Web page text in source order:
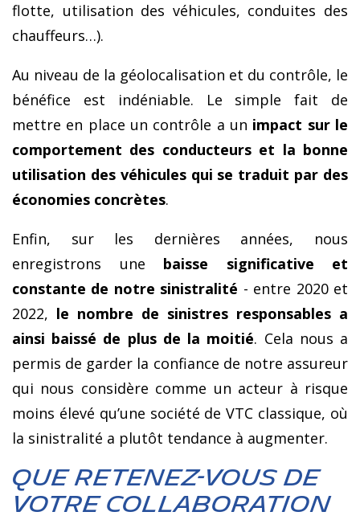
flotte, utilisation des véhicules, conduites des
chauffeurs…).
Au niveau de la géolocalisation et du contrôle, le
bénéfice est indéniable. Le simple fait de
mettre en place un contrôle a un impact sur le
comportement des conducteurs et la bonne
utilisation des véhicules qui se traduit par des
économies concrètes.
Enfin, sur les dernières années, nous
enregistrons une baisse significative et
constante de notre sinistralité - entre 2020 et
2022, le nombre de sinistres responsables a
ainsi baissé de plus de la moitié. Cela nous a
permis de garder la confiance de notre assureur
qui nous considère comme un acteur à risque
moins élevé qu’une société de VTC classique, où
la sinistralité a plutôt tendance à augmenter.
Que retenez-vous de
votre collaboration